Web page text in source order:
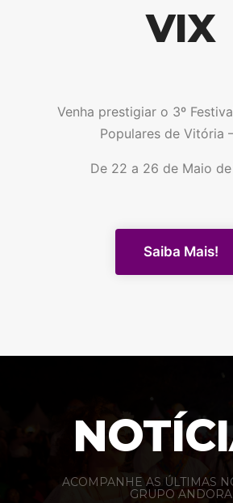
VIX
Venha prestigiar o 3º
Populares de Vitória
De 22 a 26 de Maio
Saiba Mais!
ACOMPANHE AS ÚLTIMAS
GRUPO ANDORA